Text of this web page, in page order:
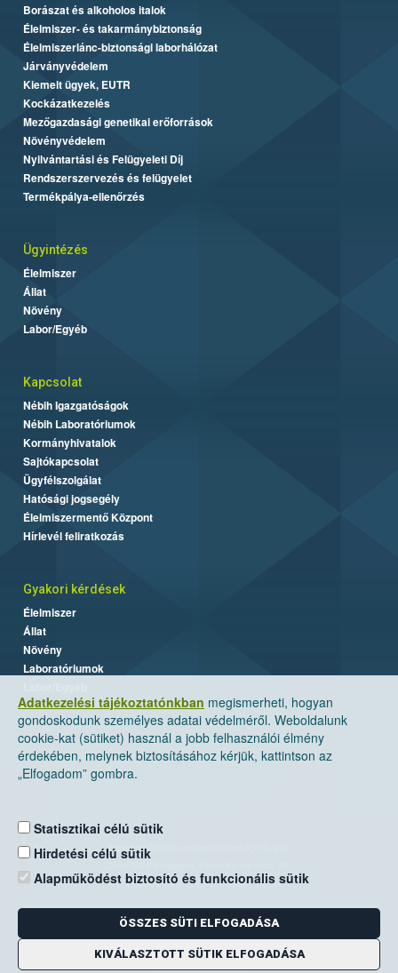
Adatkezelési tájékoztatónkban megismerheti, hogyan
gondoskodunk személyes adatai védelméről. Weboldalunk
cookie-kat (sütiket) használ a jobb felhasználói élmény
érdekében, melynek biztosításához kérjük, kattintson az
„Elfogadom” gombra.
Statisztikai célú sütik
Hirdetési célú sütik
Alapműködést biztosító és funkcionális sütik
ÖSSZES SÜTI ELFOGADÁSA
KIVÁLASZTOTT SÜTIK ELFOGADÁSA
Borászat és alkoholos italok
Élelmiszer- és takarmánybiztonság
Élelmiszerlánc-biztonsági laborhálózat
Járványvédelem
Kiemelt ügyek, EUTR
Kockázatkezelés
Mezőgazdasági genetikai erőforrások
Növényvédelem
Nyilvántartási és Felügyeleti Díj
Rendszerszervezés és felügyelet
Termékpálya-ellenőrzés
Ügyintézés
Élelmiszer
Állat
Növény
Labor/Egyéb
Kapcsolat
Nébih Igazgatóságok
Nébih Laboratóriumok
Kormányhivatalok
Sajtókapcsolat
Ügyfélszolgálat
Hatósági jogsegély
Élelmiszermentő Központ
Hírlevél feliratkozás
Gyakori kérdések
Élelmiszer
Állat
Növény
Laboratóriumok
Nemzeti Élelmiszerlánc-biztonsági Hivatal
Levelezési cím: 1525 Budapest. Pf. 30.
E-mail:ugyfelszolgalat@nebih.gov.hu
Zöld szám: 06-80/263-244
Telefon: 06-1/ 336-9000